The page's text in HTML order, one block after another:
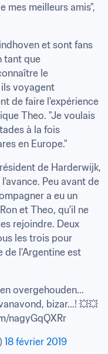
mes meilleurs amis",
et sont fans
le
voyagent
de faire l'expérience
Theo. "Je voulais
à la fois
en Europe."
de Harderwijk,
Peu avant de
a eu un
et Theo, qu'il ne
rejoindre. Deux
les trois pour
de l'Argentine est
overgehouden...
bizar...! 💥💥
nagyGqQXRr
18 février 2019